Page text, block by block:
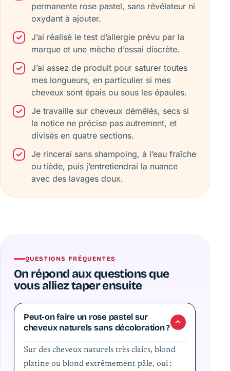
permanente rose pastel, sans révélateur ni
oxydant à ajouter.
J’ai réalisé le test d’allergie prévu par la
marque et une mèche d’essai discrète.
J’ai assez de produit pour saturer toutes
mes longueurs, en particulier si mes
cheveux sont épais ou sous les épaules.
Je travaille sur cheveux démêlés, secs si
la notice ne précise pas autrement, et
divisés en quatre sections.
Je rincerai sans shampoing, à l’eau fraîche
ou tiède, puis j’entretiendrai la nuance
avec des lavages doux.
QUESTIONS FRÉQUENTES
On répond aux questions que
vous alliez taper ensuite
Peut-on faire un rose pastel sur
cheveux naturels sans décoloration ?
Sur des cheveux naturels très clairs, blond
platine ou blond extrêmement pâle, oui :